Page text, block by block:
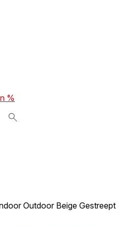
%
Outdoor Beige Gestreept
zijn essentieel voor de
uw voorkeurstaal of de regio waar u zich
de individuele gebruiker en